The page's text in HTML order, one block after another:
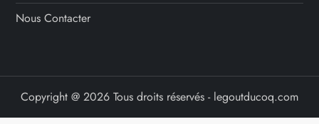
Nous Contacter
Copyright @ 2026 Tous droits réservés - legoutducoq.com